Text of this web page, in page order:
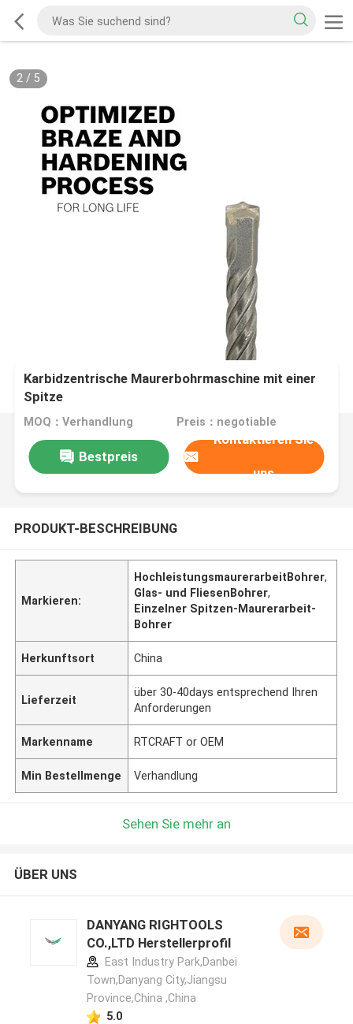
2/ 5
Karbidzentrische Maurerbohrmaschine mit einer
Spitze
MOQ：Verhandlung Preis：negotiable
Bestpreis
Kontaktieren Sie
uns
PRODUKT-BESCHREIBUNG
Markieren:
HochleistungsmaurerarbeitBohrer,
Glas- und FliesenBohrer,
Einzelner Spitzen-Maurerarbeit-
Bohrer
Herkunftsort China
Lieferzeit
über 30-40days entsprechend Ihren
Anforderungen
Markenname RTCRAFT or OEM
Min Bestellmenge Verhandlung
Sehen Sie mehr an
ÜBER UNS
DANYANG RIGHTOOLS
CO.,LTD Herstellerprofil
East Industry Park,Danbei
Town,Danyang City,Jiangsu
Province,China ,China
5.0